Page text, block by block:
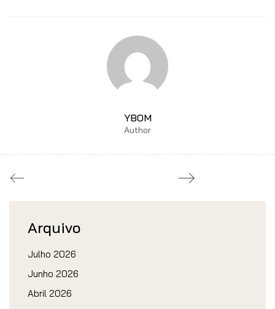
YBOM
Author
Arquivo
Julho 2026
Junho 2026
Abril 2026